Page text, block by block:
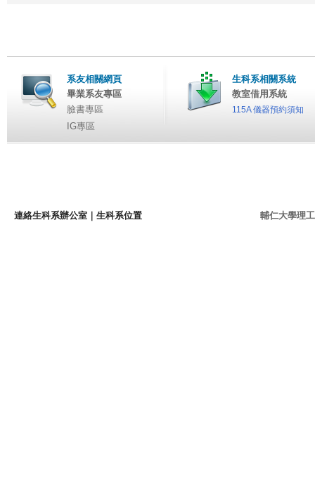
系友相關網頁
畢業系友專區
臉書專區
IG專區
生科系相關系統
教室借用系統
115A 儀器預約須知
連絡生科系辦公室 ｜ 生科系位置 輔仁大學理